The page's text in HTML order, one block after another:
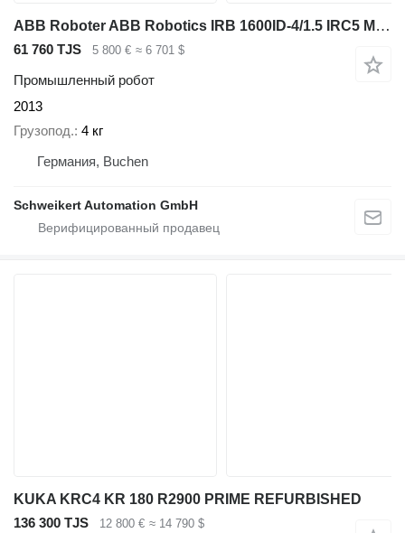
ABB Roboter ABB Robotics IRB 1600ID-4/1.5 IRC5 M2004, nur Mechanik
61 760 TJS 5 800 € ≈ 6 701 $
Промышленный робот
2013
Грузопод. 4 кг
Германия, Buchen
Schweikert Automation GmbH
KUKA KRC4 KR 180 R2900 PRIME REFURBISHED
136 300 TJS
12 800 € ≈ 14 790 $